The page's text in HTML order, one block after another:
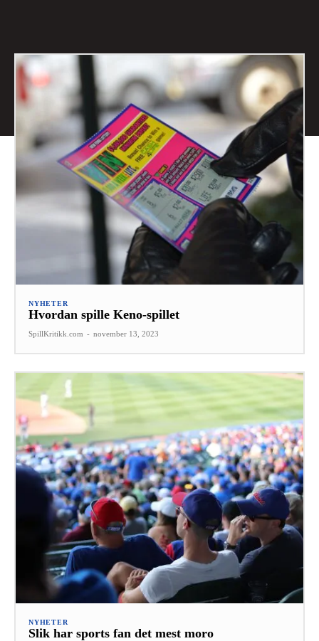
NYHETER
Hvordan spille Keno-spillet
SpillKritikk.com - november 13, 2023
NYHETER
Slik har sports fan det mest moro